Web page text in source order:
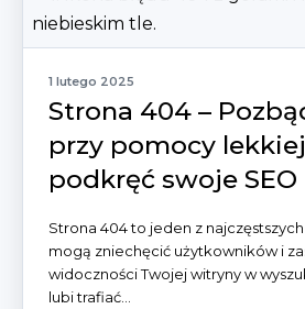
1 lutego 2025
Strona 404 –
przy pomocy
podkręć swoje SEO
Strona 404 to jeden z
mogą zniechęcić użytkowników i
widoczności Twojej witryny w
lubi trafiać...